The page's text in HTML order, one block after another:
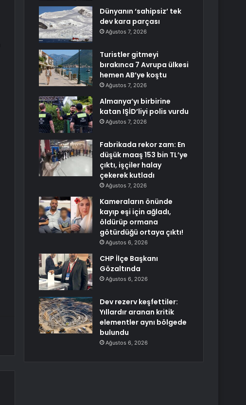
Dünyanın ‘sahipsiz’ tek
dev kara parçası
Ağustos 7, 2026
Turistler gitmeyi
bırakınca 7 Avrupa ülkesi
hemen AB’ye koştu
Ağustos 7, 2026
Almanya’yı birbirine
katan IŞİD’liyi polis vurdu
Ağustos 7, 2026
Fabrikada rekor zam: En
düşük maaş 153 bin TL’ye
çıktı, işçiler halay
çekerek kutladı
Ağustos 7, 2026
Kameraların önünde
kayıp eşi için ağladı,
öldürüp ormana
götürdüğü ortaya çıktı!
Ağustos 6, 2026
CHP İlçe Başkanı
Gözaltında
Ağustos 6, 2026
Dev rezerv keşfettiler:
Yıllardır aranan kritik
elementler aynı bölgede
bulundu
Ağustos 6, 2026